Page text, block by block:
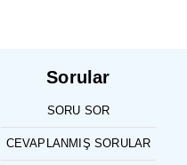
Sorular
SORU SOR
CEVAPLANMIŞ SORULAR